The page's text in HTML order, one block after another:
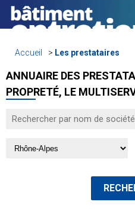
Accueil Les prestataires
ANNUAIRE DES
PROPRETÉ, LE